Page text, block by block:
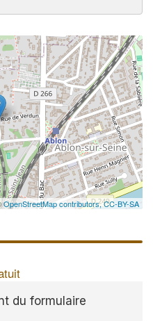
OpenStreetMap contributors,CC-BY-SA
du formulaire